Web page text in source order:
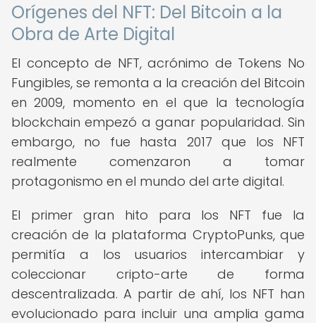
Orígenes del NFT: Del Bitcoin a la
Obra de Arte Digital
El concepto de NFT, acrónimo de Tokens No
Fungibles, se remonta a la creación del Bitcoin
en 2009, momento en el que la tecnología
blockchain empezó a ganar popularidad. Sin
embargo, no fue hasta 2017 que los NFT
realmente comenzaron a tomar
protagonismo en el mundo del arte digital.
El primer gran hito para los NFT fue la
creación de la plataforma CryptoPunks, que
permitía a los usuarios intercambiar y
coleccionar cripto-arte de forma
descentralizada. A partir de ahí, los NFT han
evolucionado para incluir una amplia gama